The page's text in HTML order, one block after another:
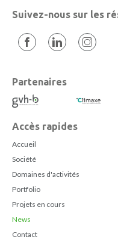
Suivez-nous sur les
Partenaires
Accès rapides
Accueil
Société
Domaines d'activités
Portfolio
Projets en cours
News
Contact